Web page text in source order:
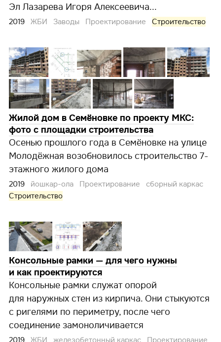
Эл Лазарева Игоря Алексеевича...
2019 ЖБИ Заводы Проектирование Строительство
Жилой дом в Семёновке по проекту МКС:
фото с площадки строительства
Осенью прошлого года в Семёновке на улице
Молодёжная возобновилось строительство 7-
этажного жилого дома
2019 йошкар-ола Проектирование
сборный каркас
Строительство
Консольные рамки — для чего нужны
и как проектируются
Консольные рамки служат опорой
для наружных стен из кирпича. Они стыкуются
с ригелями по периметру, после чего
соединение замоноличивается
2019 ЖБИ железобетонный каркас Проектирование